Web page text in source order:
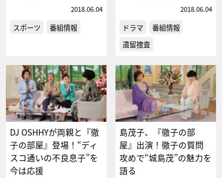
2018.06.04
スポーツ 番組情報
2018.06.04
ドラマ
番組情報
遺留捜査
DJ OSHHYが両親と『徹
子の部屋』登場！“ディ
スコ通いの不良息子”を
今は応援
島茂子、『徹子の部
屋』出演！徹子の質問
攻めで“城島茂”の魅力を
語る